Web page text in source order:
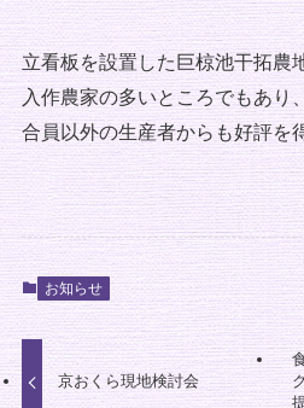
立看板を設置した巨椋池干拓農
入作農家の多いところでもあり
合員以外の生産者からも好評を
お知らせ
京おくら現地検討会